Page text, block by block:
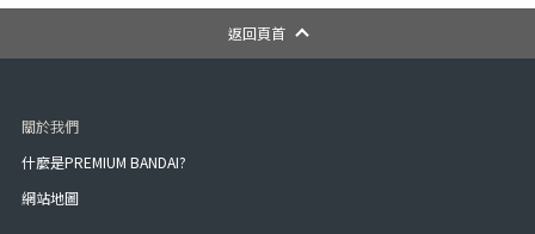
返回頁首
關於我們
什麼是PREMIUM BANDAI?
網站地圖